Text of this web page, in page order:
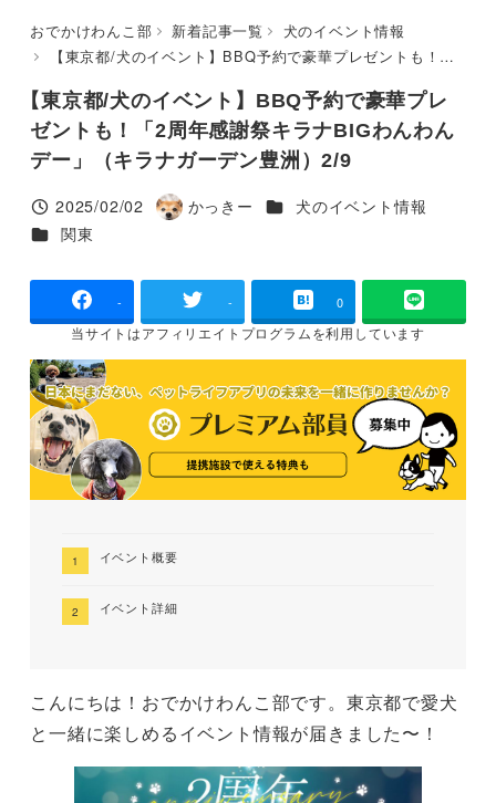
おでかけわんこ部 新着記事一覧
犬のイベント情報
【東京都/犬のイベント】BBQ予約で豪華プレゼントも！「2周年感謝祭キラナBIGわんわんデー」（キラナガーデン豊洲）2/9
【東京都/犬のイベント】BBQ予約で豪華プレ
ゼントも！「2周年感謝祭キラナBIGわんわん
デー」（キラナガーデン豊洲）2/9
投稿日
2025/02/02
著
かっきー カテゴリー
犬のイベント情報
カテゴリー
関東
- - 0
当サイトはアフィリエイトプログラムを利用しています
イベント概要
イベント詳細
こんにちは！おでかけわんこ部です。東京都で愛犬
と一緒に楽しめるイベント情報が届きました〜！